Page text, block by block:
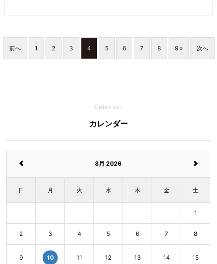
前へ 1 2 3 4 5 6 7 8 9 » 次へ
Calender
カレンダー
8月 2026
日 月 火 水 木 金 土
1
2 3 4 5 6 7 8
9 10 11 12 13 14 15